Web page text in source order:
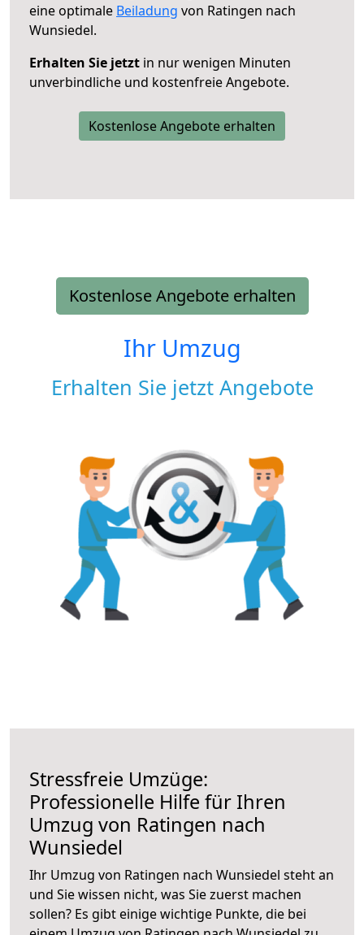
eine optimale Beiladung von Ratingen nach
Wunsiedel.
Erhalten Sie jetzt in nur wenigen Minuten
unverbindliche und kostenfreie Angebote.
Kostenlose Angebote erhalten
Kostenlose Angebote erhalten
Ihr Umzug
Erhalten Sie jetzt Angebote
Stressfreie Umzüge:
Professionelle Hilfe für Ihren
Umzug von Ratingen nach
Wunsiedel
Ihr Umzug von Ratingen nach Wunsiedel steht an
und Sie wissen nicht, was Sie zuerst machen
sollen? Es gibt einige wichtige Punkte, die bei